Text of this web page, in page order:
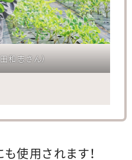
和志さん）
使用されます！